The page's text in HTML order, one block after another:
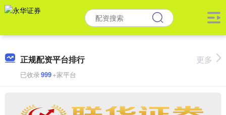
正规配资平台排行
已收录999+家平台
更多